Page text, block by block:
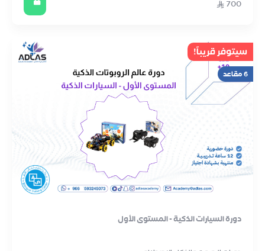
700
سيتوفر قريباً!
6 مقاعد
دورة السيارات الذكية - المستوى الأول